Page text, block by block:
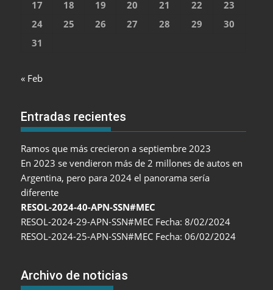
17
18 19 20 21 22
23
24
25 26 27 28 29
30
31
« Feb
Entradas recientes
Ramos que más crecieron a septiembre 2023
En 2023 se vendieron más de 2 millones de autos en
Argentina, pero para 2024 el panorama sería
diferente
RESOL-2024-40-APN-SSN#MEC
RESOL-2024-29-APN-SSN#MEC Fecha: 8/02/2024
RESOL-2024-25-APN-SSN#MEC Fecha: 06/02/2024
Archivo de noticias